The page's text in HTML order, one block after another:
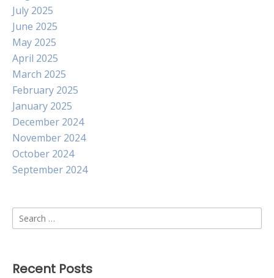
July 2025
June 2025
May 2025
April 2025
March 2025
February 2025
January 2025
December 2024
November 2024
October 2024
September 2024
Search
for:
Recent Posts